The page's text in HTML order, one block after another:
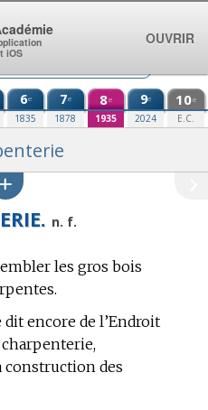
6e
1835
7e
1878
8e
1935
9e
2024
10e
E.C.
n. f.
les gros bois
dit encore de l’Endroit
charpenterie,
construction des
iOS
OUVRIR